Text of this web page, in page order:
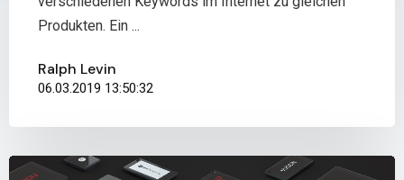
Produkten. Ein ...
Ralph Levin
06.03.2019 13:50:32